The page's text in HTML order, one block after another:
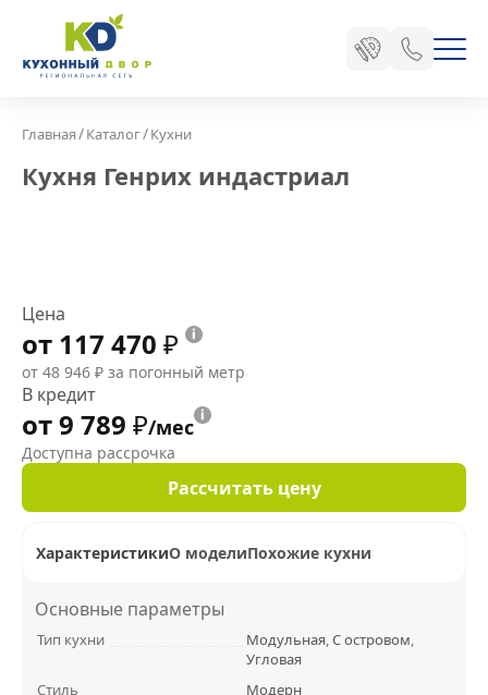
Главная/Каталог/Кухни
Кухня Генрих индастриал
Цена
от 117 470 ₽
от 48 946 ₽ за погонный метр
В кредит
от 9 789 ₽/мес
Доступна рассрочка
Рассчитать цену
ХарактеристикиО моделиПохожие кухни
Основные параметры
Тип кухни Модульная,С островом,
Угловая
Стиль
Модерн